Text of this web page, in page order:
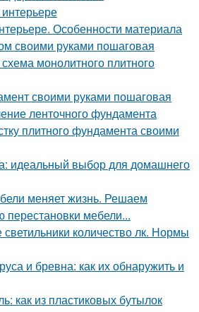
Особенности материала
своими руками пошаговая
монолитного плитного
своими руками пошаговая
ленточного фундамента
плитного фундамента своими
идеальный выбор для домашнего
меняет жизнь. Решаем
мебели...
количество лк. Нормы
и бревна: как их обнаружить и
как из пластиковых бутылок